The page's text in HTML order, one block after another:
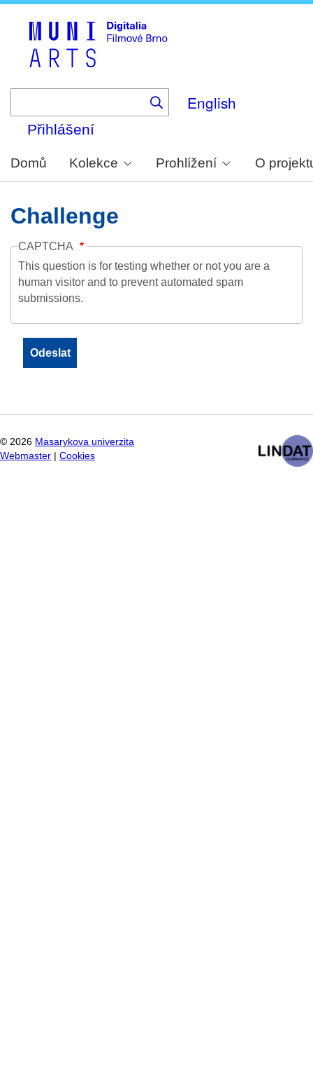
English
Přihlášení
Domů Kolekce Prohlížení O
Challenge
CAPTCHA
This question is for testing whether or not you are a
human visitor and to prevent automated spam
submissions.
© 2026 Masarykova univerzita
Webmaster
Cookies